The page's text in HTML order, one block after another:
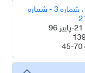
دوره 6، شماره 3 - شماره
45-70